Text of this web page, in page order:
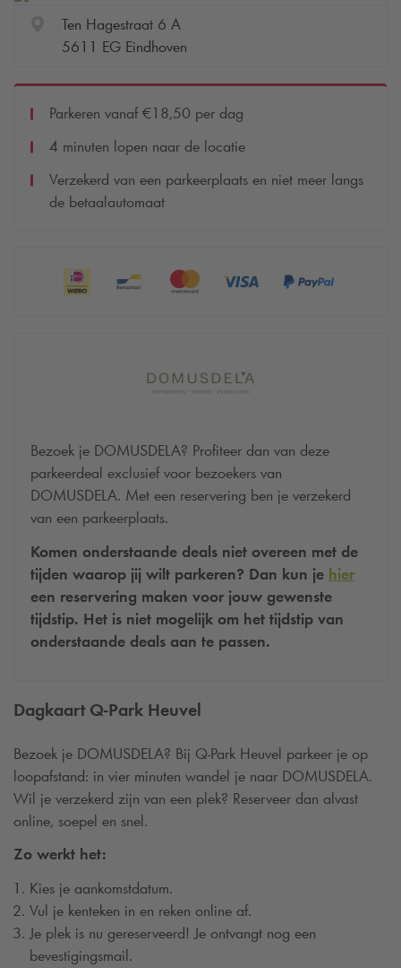
Dagkaart Q-Park Heuvel
Bezoek je DOMUSDELA? Bij Q-Park Heuvel parkeer je op
loopafstand: in vier minuten wandel je naar DOMUSDELA.
Wil je verzekerd zijn van een plek? Reserveer dan alvast
online, soepel en snel.
Zo werkt het:
Kies je aankomstdatum.
Vul je kenteken in en reken online af.
Je plek is nu gereserveerd! Je ontvangt nog een
bevestigingsmail.
Ten Hagestraat 6 A
5611 EG Eindhoven
Parkeren vanaf €18,50 per dag
4 minuten lopen naar de locatie
Verzekerd van een parkeerplaats en niet meer langs
de betaalautomaat
Bezoek je DOMUSDELA? Profiteer dan van deze
parkeerdeal exclusief voor bezoekers van
DOMUSDELA. Met een reservering ben je verzekerd
van een parkeerplaats.
Komen onderstaande deals niet overeen met de
tijden waarop jij wilt parkeren? Dan kun je hier
een reservering maken voor jouw gewenste
tijdstip. Het is niet mogelijk om het tijdstip van
onderstaande deals aan te passen.